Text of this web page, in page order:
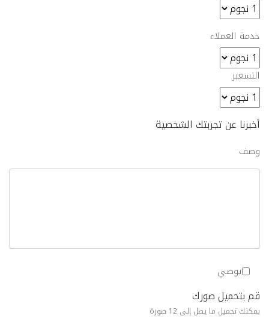
خدمة العملاء
التسعير
أخبرنا عن تجربتك الشخصية
وصف
يوصي
قم بتحميل صورك
يمكنك تحميل ما يصل إلى 12 صورة